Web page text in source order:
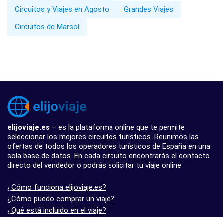
Circuitos y Viajes en Agosto
Grandes Viajes
Circuitos de Marsol
elijoviaje.es – es la plataforma online que te permite
seleccionar los mejores circuitos turísticos. Reunimos las
ofertas de todos los operadores turísticos de España en una
sola base de datos. En cada circuito encontrarás el contacto
directo del vendedor o podrás solicitar tu viaje online.
¿Cómo funciona elijoviaje.es?
¿Cómo puedo comprar un viaje?
¿Qué está incluido en el viaje?